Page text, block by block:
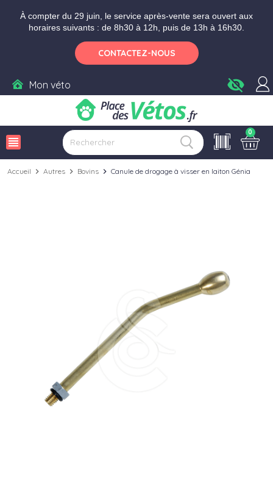
À compter du 29 juin, le service après-vente sera ouvert aux
horaires suivants : de 8h30 à 12h, puis de 13h à 16h30.
CONTACTEZ-NOUS
Mon véto visibility_off
view_headline
0
Accueil chevron_right Autres chevron_right Bovins chevron_right Canule de drogage à visser en laiton Génia